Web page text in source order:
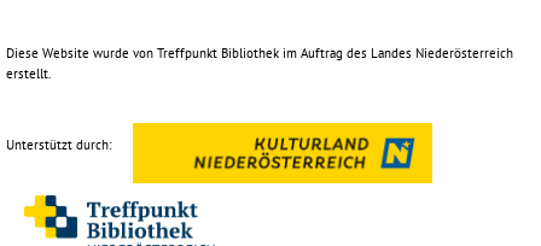
Diese Website wurde von Treffpunkt Bibliothek im Auftrag des Landes Niederösterreich
erstellt.
Unterstützt durch: